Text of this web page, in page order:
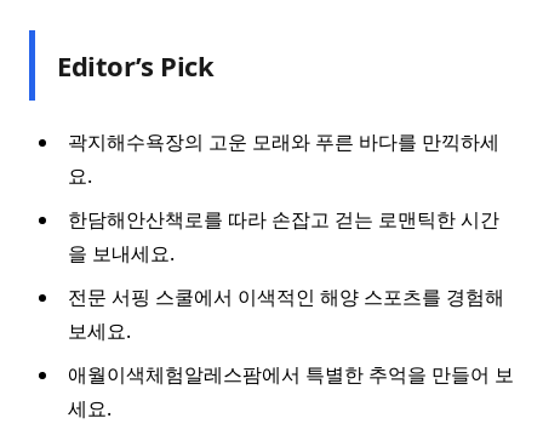
Editor’s Pick
곽지해수욕장의 고운 모래와 푸른 바다를 만끽하세
요.
한담해안산책로를 따라 손잡고 걷는 로맨틱한 시간
을 보내세요.
전문 서핑 스쿨에서 이색적인 해양 스포츠를 경험해
보세요.
애월이색체험알레스팜에서 특별한 추억을 만들어 보
세요.